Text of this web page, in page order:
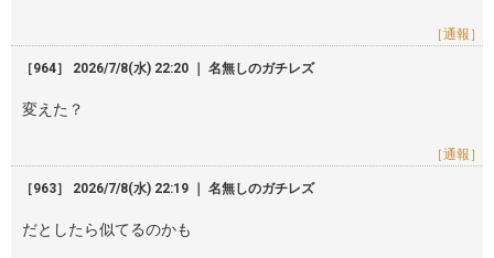
［通報］
［964］ 2026/7/8(水) 22:20 ｜ 名無しのガチレズ
変えた？
［通報］
［963］ 2026/7/8(水) 22:19 ｜ 名無しのガチレズ
だとしたら似てるのかも